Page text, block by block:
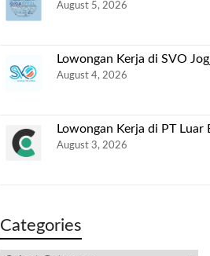
August 5, 2026
Lowongan Kerja di SVO
August 4, 2026
Lowongan Kerja di PT Luar
August 3, 2026
Categories